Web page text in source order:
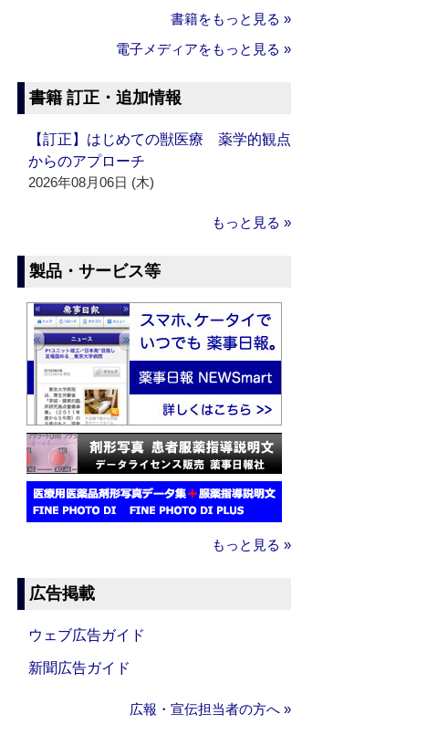
書籍をもっと見る »
電子メディアをもっと見る »
書籍 訂正・追加情報
【訂正】はじめての獣医療 薬学的観点
からのアプローチ
2026年08月06日 (木)
もっと見る »
製品・サービス等
もっと見る »
広告掲載
ウェブ広告ガイド
新聞広告ガイド
広報・宣伝担当者の方へ »